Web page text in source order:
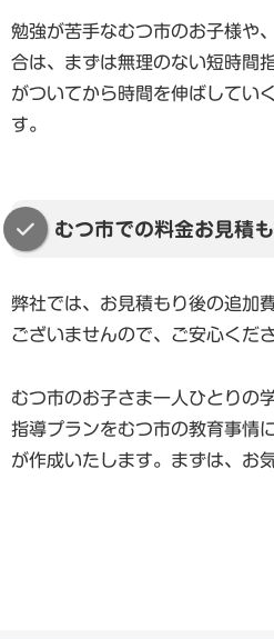
勉強が苦手なむつ市のお子様や
合は、まずは無理のない短時間
がついてから時間を伸ばしてい
す。
むつ市での料金お見積
弊社では、お見積もり後の追加
ございませんので、ご安心くださ
むつ市のお子さま一人ひとりの
指導プランをむつ市の教育事情
が作成いたします。まずは、お